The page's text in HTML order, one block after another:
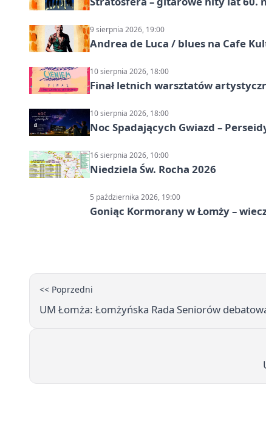
9 sierpnia 2026, 19:00
Andrea de Luca / blues na Cafe
10 sierpnia 2026, 18:00
Finał letnich warsztatów
10 sierpnia 2026, 18:00
Noc Spadających Gwiazd –
16 sierpnia 2026, 10:00
Niedziela Św. Rocha 2026
5 października 2026, 19:00
Goniąc Kormorany w Łomży –
<< Poprzedni
UM Łomża: Łomżyńska Rada Seniorów